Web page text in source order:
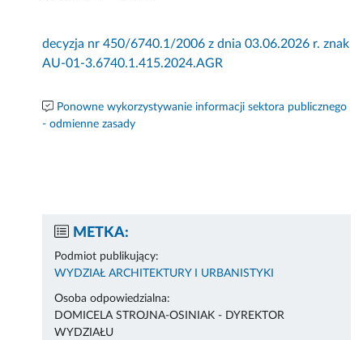
decyzja nr 450/6740.1/2006 z dnia 03.06.2026 r. znak
AU-01-3.6740.1.415.2024.AGR
Ponowne wykorzystywanie informacji sektora publicznego
- odmienne zasady
METKA:
Podmiot publikujący:
WYDZIAŁ ARCHITEKTURY I URBANISTYKI
Osoba odpowiedzialna:
DOMICELA STROJNA-OSINIAK - DYREKTOR
WYDZIAŁU